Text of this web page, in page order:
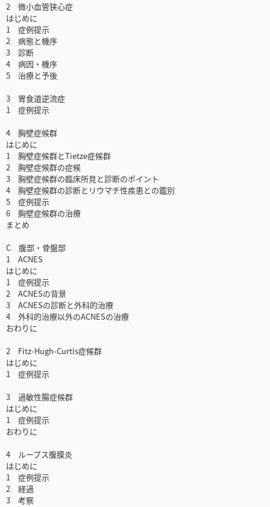
2 微小血管狭心症
はじめに
1 症例提示
2 病態と機序
3 診断
4 病因・機序
5 治療と予後
3 胃食道逆流症
1 症例提示
4 胸壁症候群
はじめに
1 胸壁症候群とTietze症候群
2 胸壁症候群の症候
3 胸壁症候群の臨床所見と診断のポイント
4 胸壁症候群の診断とリウマチ性疾患との鑑別
5 症例提示
6 胸壁症候群の治療
まとめ
C 腹部・骨盤部
1 ACNES
はじめに
1 症例提示
2 ACNESの背景
3 ACNESの診断と外科的治療
4 外科的治療以外のACNESの治療
おわりに
2 Fitz-Hugh-Curtis症候群
はじめに
1 症例提示
3 過敏性腸症候群
はじめに
1 症例提示
おわりに
4 ループス腹膜炎
はじめに
1 症例提示
2 経過
3 考察